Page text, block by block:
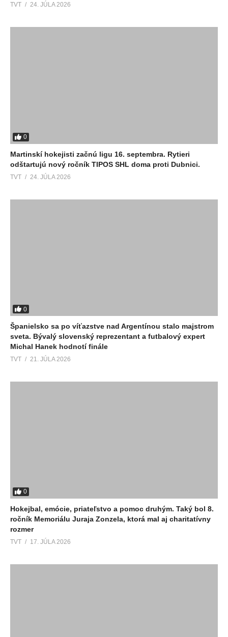
TVT 24. JÚLA 2026
0
Martinskí hokejisti začnú ligu 16. septembra. Rytieri
odštartujú nový ročník TIPOS SHL doma proti Dubnici.
TVT 24. JÚLA 2026
0
Španielsko sa po víťazstve nad Argentínou stalo majstrom
sveta. Bývalý slovenský reprezentant a futbalový expert
Michal Hanek hodnotí finále
TVT 21. JÚLA 2026
0
Hokejbal, emócie, priateľstvo a pomoc druhým. Taký bol 8.
ročník Memoriálu Juraja Zonzela, ktorá mal aj charitatívny
rozmer
TVT 17. JÚLA 2026